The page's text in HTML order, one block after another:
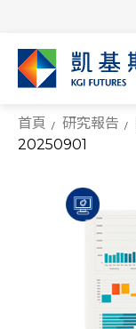
首頁 研究報告
20250901